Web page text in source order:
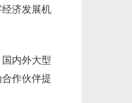
济发展机
内外大型
作伙伴提